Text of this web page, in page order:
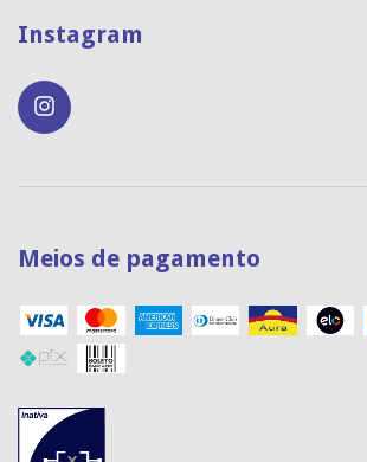
Instagram
Meios de pagamento